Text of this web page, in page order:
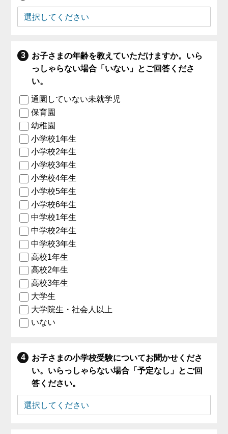
お子さまの年齢を教えていただけますか。いら
っしゃらない場合「いない」とご回答くださ
い。
通園していない未就学児
保育園
幼稚園
小学校1年生
小学校2年生
小学校3年生
小学校4年生
小学校5年生
小学校6年生
中学校1年生
中学校2年生
中学校3年生
高校1年生
高校2年生
高校3年生
大学生
大学院生・社会人以上
いない
お子さまの小学校受験についてお聞かせくださ
い。いらっしゃらない場合「予定なし」とご回
答ください。